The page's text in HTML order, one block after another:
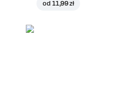
od 11,99 zł